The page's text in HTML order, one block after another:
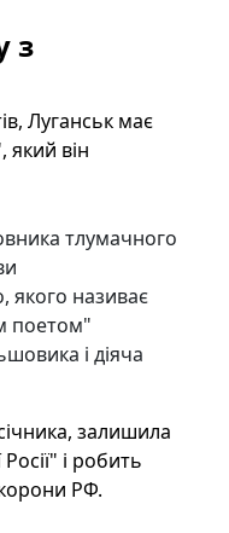
з
Луганськ має
який він
тлумачного
якого називає
поетом"
і діяча
залишила
Росії" і робить
РФ.